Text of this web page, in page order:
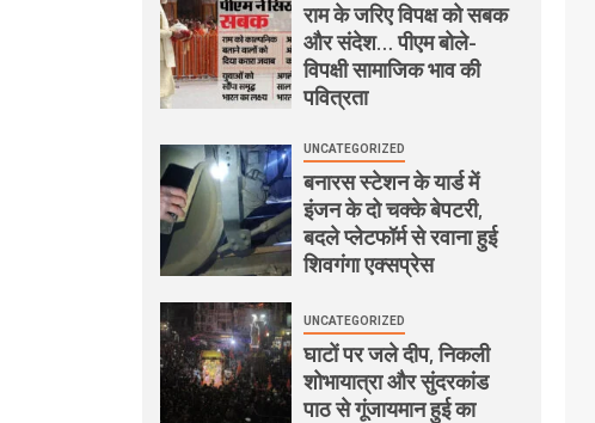
राम के जरिए विपक्ष को सबक
और संदेश… पीएम बोले-
विपक्षी सामाजिक भाव की
पवित्रता
UNCATEGORIZED
बनारस स्टेशन के यार्ड में
इंजन के दो चक्के बेपटरी,
बदले प्लेटफॉर्म से रवाना हुई
शिवगंगा एक्सप्रेस
UNCATEGORIZED
घाटों पर जले दीप, निकली
शोभायात्रा और सुंदरकांड
पाठ से गूंजायमान हुई का